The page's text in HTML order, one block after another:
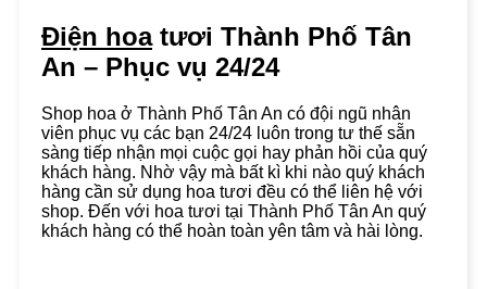
Điện hoatươi Thành Phố Tân
An – Phục vụ 24/24
Shop hoa ở Thành Phố Tân An có đội ngũ nhân
viên phục vụ các bạn 24/24 luôn trong tư thế sẵn
sàng tiếp nhận mọi cuộc gọi hay phản hồi của quý
khách hàng. Nhờ vậy mà bất kì khi nào quý khách
hàng cần sử dụng hoa tươi đều có thể liên hệ với
shop. Đến với hoa tươi tại Thành Phố Tân An quý
khách hàng có thể hoàn toàn yên tâm và hài lòng.